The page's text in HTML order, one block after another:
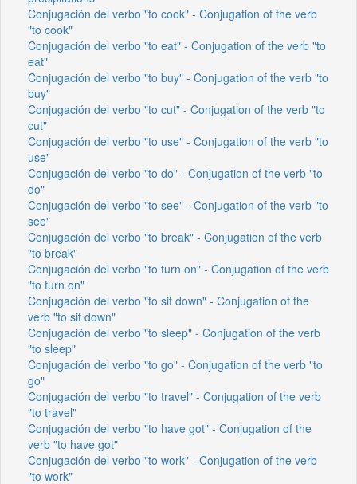
Conjugación del verbo "to cook" - Conjugation of the verb
"to cook"
Conjugación del verbo "to eat" - Conjugation of the verb "to
eat"
Conjugación del verbo "to buy" - Conjugation of the verb "to
buy"
Conjugación del verbo "to cut" - Conjugation of the verb "to
cut"
Conjugación del verbo "to use" - Conjugation of the verb "to
use"
Conjugación del verbo "to do" - Conjugation of the verb "to
do"
Conjugación del verbo "to see" - Conjugation of the verb "to
see"
Conjugación del verbo "to break" - Conjugation of the verb
"to break"
Conjugación del verbo "to turn on" - Conjugation of the verb
"to turn on"
Conjugación del verbo "to sit down" - Conjugation of the
verb "to sit down"
Conjugación del verbo "to sleep" - Conjugation of the verb
"to sleep"
Conjugación del verbo "to go" - Conjugation of the verb "to
go"
Conjugación del verbo "to travel" - Conjugation of the verb
"to travel"
Conjugación del verbo "to have got" - Conjugation of the
verb "to have got"
Conjugación del verbo "to work" - Conjugation of the verb
"to work"